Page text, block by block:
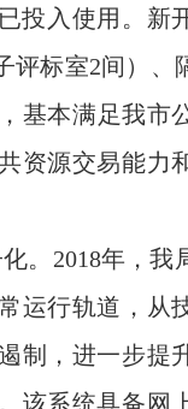
投入使用。新
评标室2间）、
基本满足我市
资源交易能力
2018年，我
运行轨道，从
制，进一步提
该系统具备网